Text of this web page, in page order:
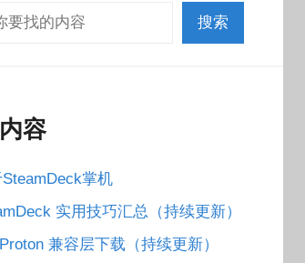
搜索
容
掌机
实用技巧汇总（持续更新）
兼容层下载（持续更新）